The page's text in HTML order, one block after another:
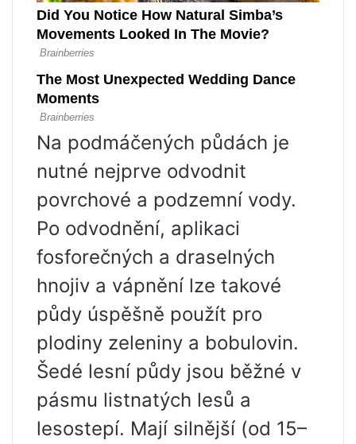
Na podmáčených půdách je
nutné nejprve odvodnit
povrchové a podzemní vody.
Po odvodnění, aplikaci
fosforečných a draselných
hnojiv a vápnění lze takové
půdy úspěšně použít pro
plodiny zeleniny a bobulovin.
Šedé lesní půdy jsou běžné v
pásmu listnatých lesů a
lesostepí. Mají silnější (od 15–